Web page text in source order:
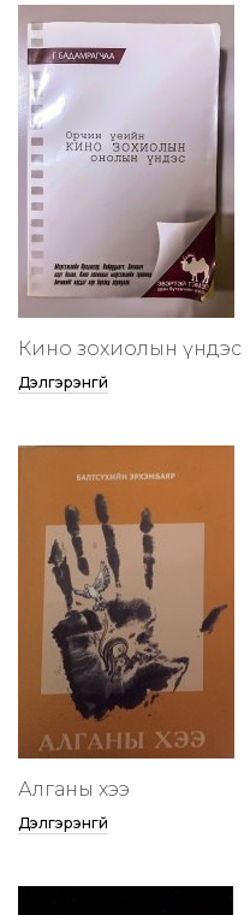
Кино зохиолын үндэс
Дэлгэрэнгүй
Алганы хээ
Дэлгэрэнгүй